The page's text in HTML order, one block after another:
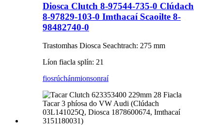
Diosca Clutch 8-97544-735-0 Clúdach
8-97829-103-0 Imthacaí Scaoilte 8-
98482740-0
Trastomhas Diosca Seachtrach: 275 mm
Líon fiacla splín: 21
fiosrúchánmionsonraí